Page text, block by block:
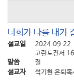
식사 감사기도를
번은 있을 것입니다.
그 이유는 분명히 감
않아서 그것을 잊
아니겠습니까?
실제로 눈앞에 있
너희가 나를 내가
설교일 2024.09.22
말씀
고린도전서
절
설교자 석기현 은퇴목